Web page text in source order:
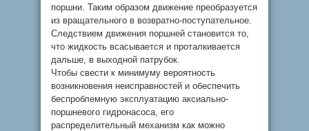
поршни. Таким образом движение преобразуется
из вращательного в возвратно-поступательное.
Следствием движения поршней становится то,
что жидкость всасывается и проталкивается
дальше, в выходной патрубок.
Чтобы свести к минимуму вероятность
возникновения неисправностей и обеспечить
беспроблемную эксплуатацию аксиально-
поршневого гидронасоса, его
распределительный механизм как можно